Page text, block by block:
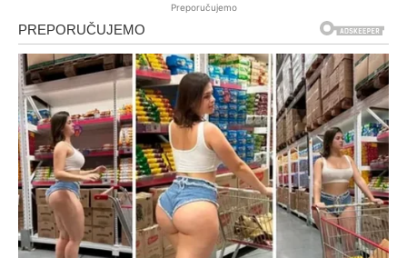
Preporučujemo